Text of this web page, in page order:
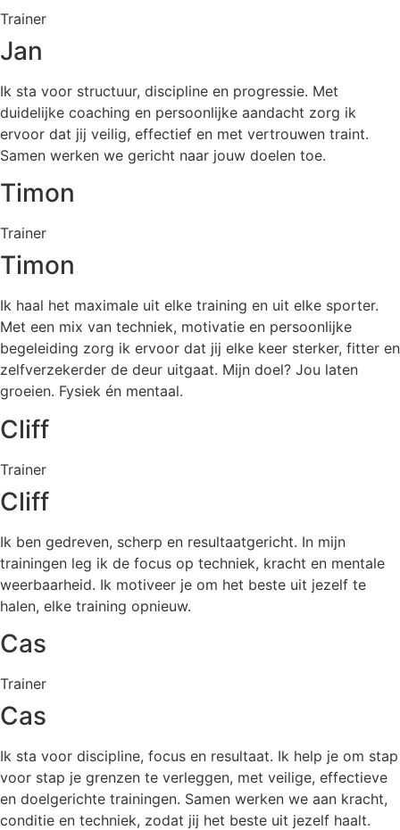
Trainer
Jan
Ik sta voor structuur, discipline en progressie. Met
duidelijke coaching en persoonlijke aandacht zorg ik
ervoor dat jij veilig, effectief en met vertrouwen traint.
Samen werken we gericht naar jouw doelen toe.
Timon
Trainer
Timon
Ik haal het maximale uit elke training en uit elke sporter.
Met een mix van techniek, motivatie en persoonlijke
begeleiding zorg ik ervoor dat jij elke keer sterker, fitter en
zelfverzekerder de deur uitgaat. Mijn doel? Jou laten
groeien. Fysiek én mentaal.
Cliff
Trainer
Cliff
Ik ben gedreven, scherp en resultaatgericht. In mijn
trainingen leg ik de focus op techniek, kracht en mentale
weerbaarheid. Ik motiveer je om het beste uit jezelf te
halen, elke training opnieuw.
Cas
Trainer
Cas
Ik sta voor discipline, focus en resultaat. Ik help je om stap
voor stap je grenzen te verleggen, met veilige, effectieve
en doelgerichte trainingen. Samen werken we aan kracht,
conditie en techniek, zodat jij het beste uit jezelf haalt.